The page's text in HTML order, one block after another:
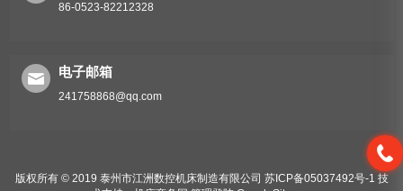
86-0523-82212328
电子邮箱
241758868@qq.com
版权所有 © 2019 泰州市江洲数控机床制造有限公司 苏ICP备05037492号-1 技